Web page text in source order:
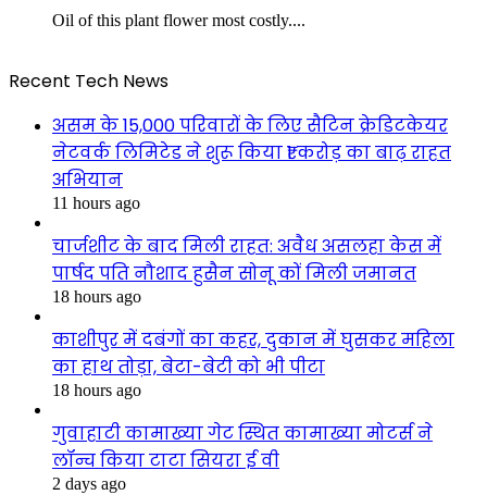
Oil of this plant flower most costly....
Recent Tech News
असम के 15,000 परिवारों के लिए सैटिन क्रेडिटकेयर
नेटवर्क लिमिटेड ने शुरू किया ₹1 करोड़ का बाढ़ राहत
अभियान
11 hours ago
चार्जशीट के बाद मिली राहत: अवैध असलहा केस में
पार्षद पति नौशाद हुसैन सोनू कों मिली जमानत
18 hours ago
काशीपुर में दबंगों का कहर, दुकान में घुसकर महिला
का हाथ तोड़ा, बेटा-बेटी को भी पीटा
18 hours ago
गुवाहाटी कामाख्या गेट स्थित कामाख्या मोटर्स ने
लॉन्च किया टाटा सियरा ई वी
2 days ago